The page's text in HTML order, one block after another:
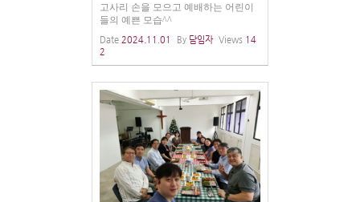
고사리 손을 모으고 예배하는 어린이
들의 예쁜 모습^^
Date 2024.11.01 By 담임자 Views 14
2